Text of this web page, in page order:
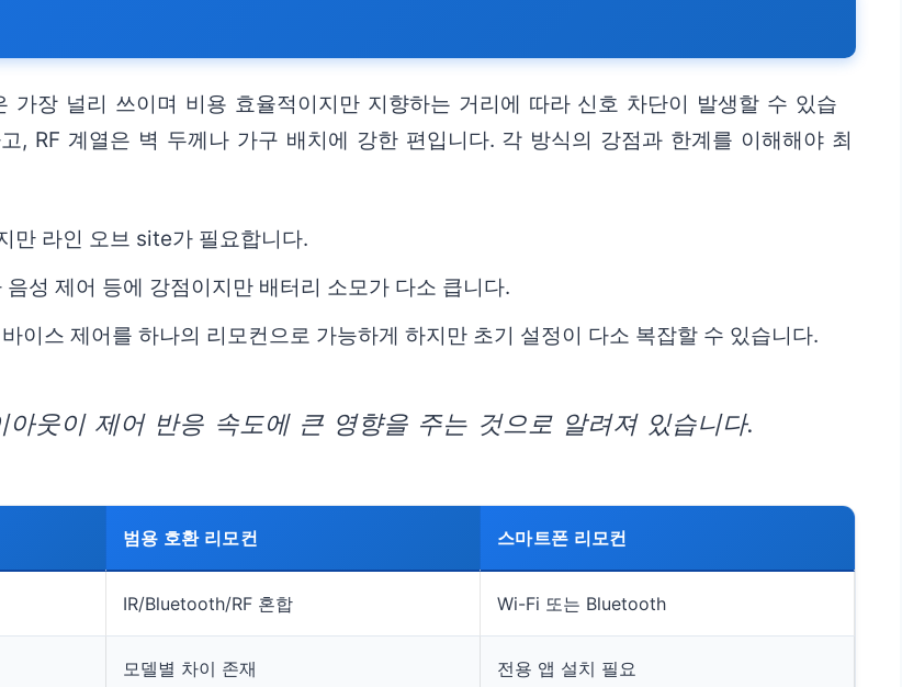
가장 널리 쓰이며 비용 효율적이지만 지향하는 거리에 따라 신호 차단이 발생할 수 있습
, RF 계열은 벽 두께나 가구 배치에 강한 편입니다. 각 방식의 강점과 한계를 이해해야 최
만 라인 오브 site가 필요합니다.
성 제어 등에 강점이지만 배터리 소모가 다소 큽니다.
이스 제어를 하나의 리모컨으로 가능하게 하지만 초기 설정이 다소 복잡할 수 있습니다.
웃이 제어 반응 속도에 큰 영향을 주는 것으로 알려져 있습니다.
범용 호환 리모컨 스마트폰 리모컨
IR/Bluetooth/RF 혼합 Wi-Fi 또는 Bluetooth
모델별 차이 존재 전용 앱 설치 필요